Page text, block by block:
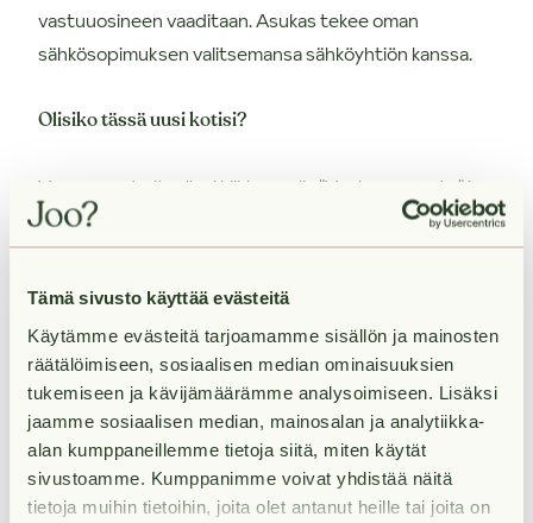
Tämä sivusto käyttää evästeitä
Käytämme evästeitä tarjoamamme sisällön ja mainosten
räätälöimiseen, sosiaalisen median ominaisuuksien
tukemiseen ja kävijämäärämme analysoimiseen. Lisäksi
jaamme sosiaalisen median, mainosalan ja analytiikka-
alan kumppaneillemme tietoja siitä, miten käytät
sivustoamme. Kumppanimme voivat yhdistää näitä
tietoja muihin tietoihin, joita olet antanut heille tai joita on
vastuuosineen vaaditaan. Asukas tekee oman
sähkösopimuksen valitsemansa sähköyhtiön kanssa.
Olisiko tässä uusi kotisi?
Varaa asunto itsellesi klikkaamalla "Vuokraa asunto" ja
muuta uuteen huolettomaan kotiisi! Varausta
tehdessä voit kertoa meille, haluatko käydä
asuntonäytöllä ennen vuokrasopimuksen
videoesittelyllä tai kokonaan ilman näyttöä. Olemme
sinuun yhteydessä mahdollisimman pian varauksesi
vastaanottamisen jälkeen.